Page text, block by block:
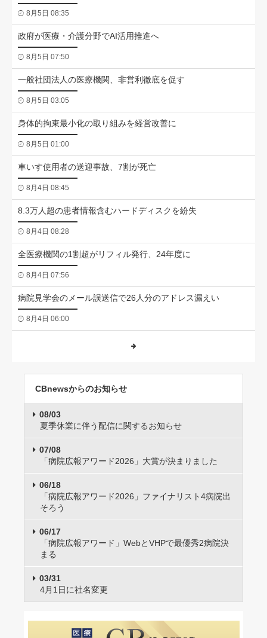
8月5日 08:35
政府が医療・介護分野でAI活用推進へ
8月5日 07:50
一般社団法人の医療機関、非営利徹底を促す
8月5日 03:05
身体的拘束最小化の取り組みを経営改善に
8月5日 01:00
車いす使用者の送迎事故、7割が死亡
8月4日 08:45
8.3万人超の患者情報含むハードディスクを紛失
8月4日 08:28
全医療機関の1割超がリフィル発行、24年度に
8月4日 07:56
病院見学会のメール誤送信で26人分のアドレス漏えい
8月4日 06:00
CBnewsからのお知らせ
08/03
夏季休業に伴う配信に関するお知らせ
07/08
「病院広報アワード2026」大賞が決まりました
06/18
「病院広報アワード2026」ファイナリスト4病院出
そろう
06/17
「病院広報アワード」WebとVHPで最優秀2病院決
まる
03/31
4月1日に社名変更